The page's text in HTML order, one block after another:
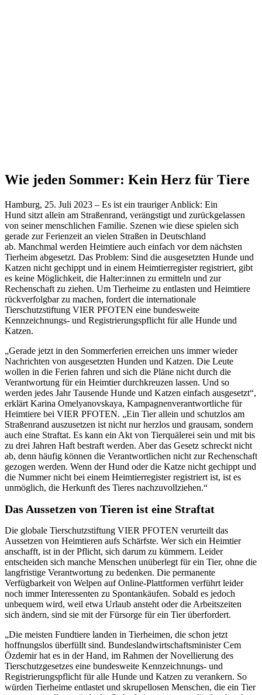
Wie jeden Sommer: Kein Herz für Tiere
Hamburg, 25. Juli 2023 – Es ist ein trauriger Anblick: Ein
Hund sitzt allein am Straßenrand, verängstigt und zurückgelassen
von seiner menschlichen Familie. Szenen wie diese spielen sich
gerade zur Ferienzeit an vielen Straßen in Deutschland
ab. Manchmal werden Heimtiere auch einfach vor dem nächsten
Tierheim abgesetzt. Das Problem: Sind die ausgesetzten Hunde und
Katzen nicht gechippt und in einem Heimtierregister registriert, gibt
es keine Möglichkeit, die Halter:innen zu ermitteln und zur
Rechenschaft zu ziehen. Um Tierheime zu entlasten und Heimtiere
rückverfolgbar zu machen, fordert die internationale
Tierschutzstiftung VIER PFOTEN eine bundesweite
Kennzeichnungs- und Registrierungspflicht für alle Hunde und
Katzen.
„Gerade jetzt in den Sommerferien erreichen uns immer wieder
Nachrichten von ausgesetzten Hunden und Katzen. Die Leute
wollen in die Ferien fahren und sich die Pläne nicht durch die
Verantwortung für ein Heimtier durchkreuzen lassen. Und so
werden jedes Jahr Tausende Hunde und Katzen einfach ausgesetzt“,
erklärt Karina Omelyanovskaya, Kampagnenverantwortliche für
Heimtiere bei VIER PFOTEN. „Ein Tier allein und schutzlos am
Straßenrand auszusetzen ist nicht nur herzlos und grausam, sondern
auch eine Straftat. Es kann ein Akt von Tierquälerei sein und mit bis
zu drei Jahren Haft bestraft werden. Aber das Gesetz schreckt nicht
ab, denn häufig können die Verantwortlichen nicht zur Rechenschaft
gezogen werden. Wenn der Hund oder die Katze nicht gechippt und
die Nummer nicht bei einem Heimtierregister registriert ist, ist es
unmöglich, die Herkunft des Tieres nachzuvollziehen.“
Das Aussetzen von Tieren ist eine Straftat
Die globale Tierschutzstiftung VIER PFOTEN verurteilt das
Aussetzen von Heimtieren aufs Schärfste. Wer sich ein Heimtier
anschafft, ist in der Pflicht, sich darum zu kümmern. Leider
entscheiden sich manche Menschen unüberlegt für ein Tier, ohne die
langfristige Verantwortung zu bedenken. Die permanente
Verfügbarkeit von Welpen auf Online-Plattformen verführt leider
noch immer Interessenten zu Spontankäufen. Sobald es jedoch
unbequem wird, weil etwa Urlaub ansteht oder die Arbeitszeiten
sich ändern, sind sie mit der Fürsorge für ein Tier überfordert.
„Die meisten Fundtiere landen in Tierheimen, die schon jetzt
hoffnungslos überfüllt sind. Bundeslandwirtschaftsminister Cem
Özdemir hat es in der Hand, im Rahmen der Novellierung des
Tierschutzgesetzes eine bundesweite Kennzeichnungs- und
Registrierungspflicht für alle Hunde und Katzen zu verankern. So
würden Tierheime entlastet und skrupellosen Menschen, die ein Tier